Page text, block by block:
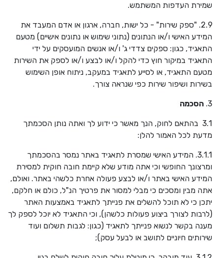
שמירת העדפות המשתמש.
2.9. "ספק שירות" - כל ישות, חברה, ארגון או אדם המעבד את
המידע האישי ו/או הנתונים (נתוני שימוש או נתונים אישיים) מטעם
התאגיד, כגון: ספקים צדדי ג' ו/או אנשים המועסקים על ידי
התאגיד במיקור חוץ כדי להקל ו/או לבצע ו/או לספק את השירות
מטעם התאגיד, או לסייע לתאגיד במעקב, ניתוח אופן השימוש
בשירות ושיפור שירות כפי שנראה צורך.
3. הסכמה
3.1 בהתאם לחוק, הנך מאשר כי ידוע לך ואתה נותן הסכמתך
מדעת לכל האמור להלן:
3.1.1. המידע האישי שמסרת לתאגיד באתר נמסר בהסכמתך
ומרצונך החופשי וכי אתה מודע שלא קיימת חובה חוקית למסירת
המידע האישי באתר ו/או לבצע פעולה אחרת כלשהי באתר. ואולם,
אתה מבין ומסכים כי מבלי למסור את פרטיך הנ"ל, כולם או חלקם,
יתכן כי לא תוכל להשלים את פנייתך לתאגיד באמצעות האתר
(לרבות לצורך ביצוע פעולות כלשהן), וכי התאגיד לא יוכל לספק לך
מענה בקשר לנשוא פנייתך לתאגיד (כגון: לגבות תשלום ועוד
שירותים חיוניים לתושב או לבעל עסק);